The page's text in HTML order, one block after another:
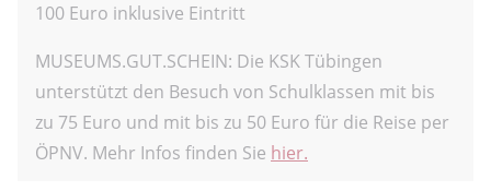
100 Euro inklusive Eintritt
MUSEUMS.GUT.SCHEIN: Die KSK Tübingen
unterstützt den Besuch von Schulklassen mit bis
zu 75 Euro und mit bis zu 50 Euro für die Reise per
ÖPNV. Mehr Infos finden Sie hier.